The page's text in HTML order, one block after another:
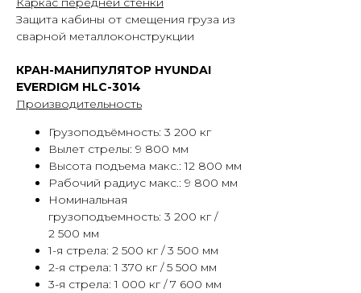
Защита кабины от смещения груза из
сварной металлоконструкции
КРАН-МАНИПУЛЯТОР HYUNDAI
EVERDIGM HLC-3014
Производительность
Грузоподъёмность: 3 200 кг
Вылет стрелы: 9 800 мм
Высота подъема макс.: 12 800 мм
Рабочий радиус макс.: 9 800 мм
Номинальная
грузоподъемность: 3 200 кг /
2 500 мм
1-я стрела: 2 500 кг / 3 500 мм
2-я стрела: 1 370 кг / 5 500 мм
3-я стрела: 1 000 кг / 7 600 мм